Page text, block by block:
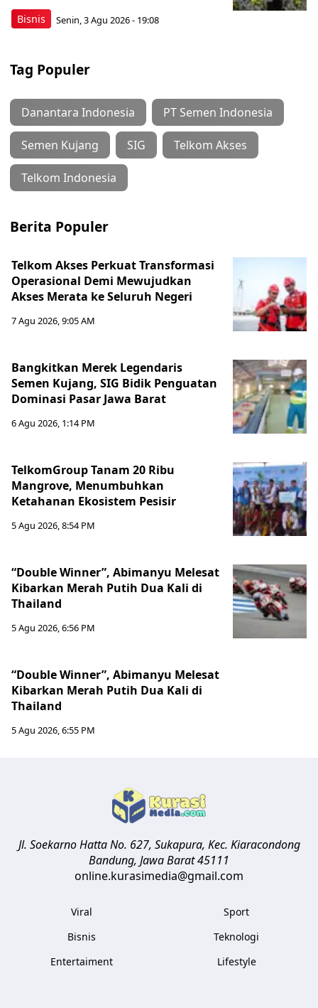
Bisnis Senin, 3 Agu 2026 - 19:08
Tag Populer
Danantara Indonesia PT Semen Indonesia
Semen Kujang SIG Telkom Akses
Telkom Indonesia
Berita Populer
Telkom Akses Perkuat Transformasi
Operasional Demi Mewujudkan
Akses Merata ke Seluruh Negeri
7 Agu 2026, 9:05 AM
Bangkitkan Merek Legendaris
Semen Kujang, SIG Bidik Penguatan
Dominasi Pasar Jawa Barat
6 Agu 2026, 1:14 PM
TelkomGroup Tanam 20 Ribu
Mangrove, Menumbuhkan
Ketahanan Ekosistem Pesisir
5 Agu 2026, 8:54 PM
“Double Winner”, Abimanyu Melesat
Kibarkan Merah Putih Dua Kali di
Thailand
5 Agu 2026, 6:56 PM
“Double Winner”, Abimanyu Melesat
Kibarkan Merah Putih Dua Kali di
Thailand
5 Agu 2026, 6:55 PM
Jl. Soekarno Hatta No. 627, Sukapura, Kec. Kiaracondong
Bandung, Jawa Barat45111
online.kurasimedia@gmail.com
Viral
Bisnis
Entertaiment
Sport
Teknologi
Lifestyle